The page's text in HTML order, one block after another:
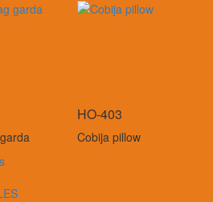
HO-403
Cobija pillow